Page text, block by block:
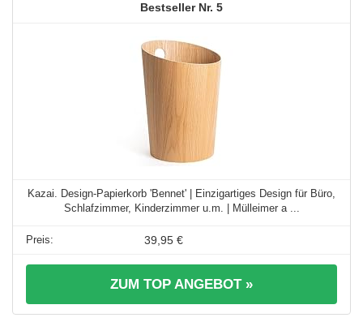
5
Kazai. Design-Papierkorb 'Bennet' | Einzigartiges Design für Büro,
Schlafzimmer, Kinderzimmer u.m. | Mülleimer a ...
39,95 €
ZUM TOP ANGEBOT »